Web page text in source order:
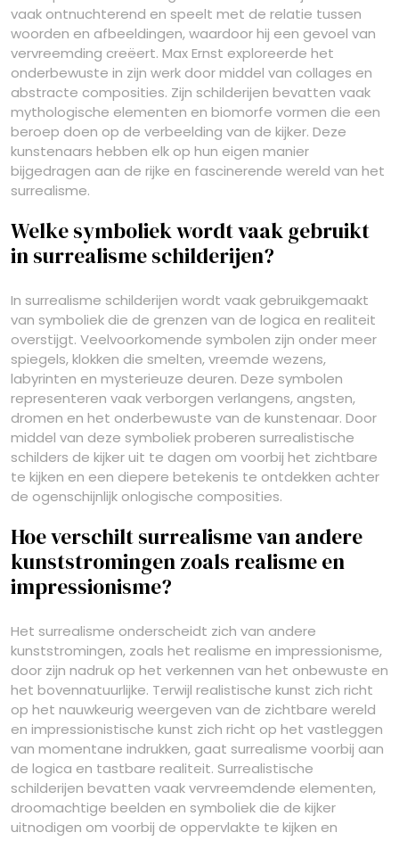
vaak ontnuchterend en speelt met de relatie tussen
woorden en afbeeldingen, waardoor hij een gevoel van
vervreemding creëert. Max Ernst exploreerde het
onderbewuste in zijn werk door middel van collages en
abstracte composities. Zijn schilderijen bevatten vaak
mythologische elementen en biomorfe vormen die een
beroep doen op de verbeelding van de kijker. Deze
kunstenaars hebben elk op hun eigen manier
bijgedragen aan de rijke en fascinerende wereld van het
surrealisme.
Welke symboliek wordt vaak gebruikt
in surrealisme schilderijen?
In surrealisme schilderijen wordt vaak gebruikgemaakt
van symboliek die de grenzen van de logica en realiteit
overstijgt. Veelvoorkomende symbolen zijn onder meer
spiegels, klokken die smelten, vreemde wezens,
labyrinten en mysterieuze deuren. Deze symbolen
representeren vaak verborgen verlangens, angsten,
dromen en het onderbewuste van de kunstenaar. Door
middel van deze symboliek proberen surrealistische
schilders de kijker uit te dagen om voorbij het zichtbare
te kijken en een diepere betekenis te ontdekken achter
de ogenschijnlijk onlogische composities.
Hoe verschilt surrealisme van andere
kunststromingen zoals realisme en
impressionisme?
Het surrealisme onderscheidt zich van andere
kunststromingen, zoals het realisme en impressionisme,
door zijn nadruk op het verkennen van het onbewuste en
het bovennatuurlijke. Terwijl realistische kunst zich richt
op het nauwkeurig weergeven van de zichtbare wereld
en impressionistische kunst zich richt op het vastleggen
van momentane indrukken, gaat surrealisme voorbij aan
de logica en tastbare realiteit. Surrealistische
schilderijen bevatten vaak vervreemdende elementen,
droomachtige beelden en symboliek die de kijker
uitnodigen om voorbij de oppervlakte te kijken en